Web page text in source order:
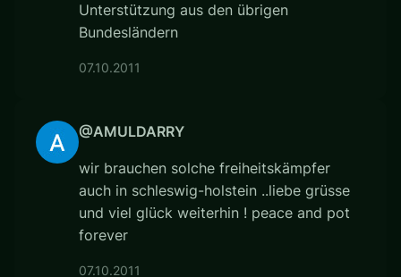
Unterstützung aus den übrigen
Bundesländern
07.10.2011
@AMULDARRY
wir brauchen solche freiheitskämpfer
auch in schleswig-holstein ..liebe grüsse
und viel glück weiterhin ! peace and pot
forever
07.10.2011